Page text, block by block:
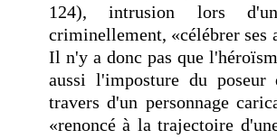
124), intrusion lors
criminellement, «célébrer ses
Il n'y a donc pas que
aussi l'imposture du
travers d'un personnage
«renoncé à la trajectoire